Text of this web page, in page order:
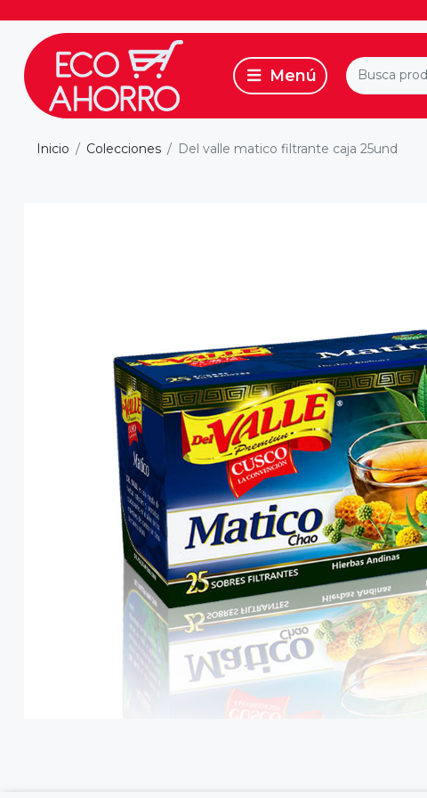
Inicio Colecciones Del valle matico filtrante caja 25und